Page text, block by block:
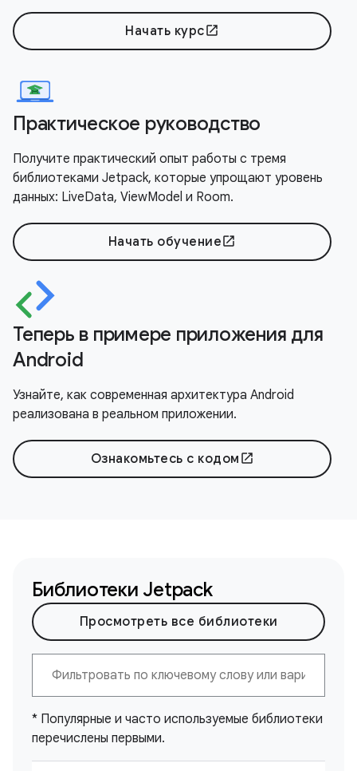
Начать курс open_in_new
Практическое руководство
Получите практический опыт работы с тремя
библиотеками Jetpack, которые упрощают уровень
данных: LiveData, ViewModel и Room.
Начать обучение open_in_new
Теперь в примере приложения для
Android
Узнайте, как современная архитектура Android
реализована в реальном приложении.
Ознакомьтесь с кодом open_in_new
Библиотеки Jetpack
Просмотреть все библиотеки
* Популярные и часто используемые библиотеки
перечислены первыми.